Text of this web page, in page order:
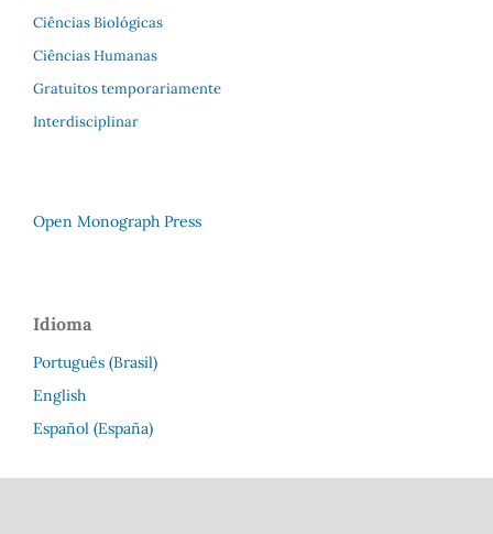
Ciências Biológicas
Ciências Humanas
Gratuitos temporariamente
Interdisciplinar
Open Monograph Press
Idioma
Português (Brasil)
English
Español (España)